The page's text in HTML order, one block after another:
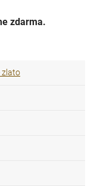
zdarma.
zlato